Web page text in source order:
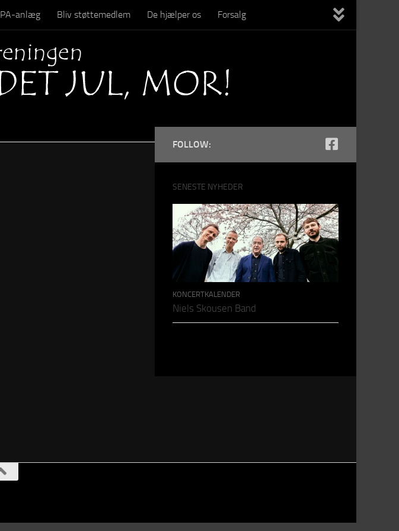
PA-anlæg Bliv støttemedlem De hjælper os Forsalg
FOLLOW:
SENESTE NYHEDER
KONCERTKALENDER
Niels Skousen Band